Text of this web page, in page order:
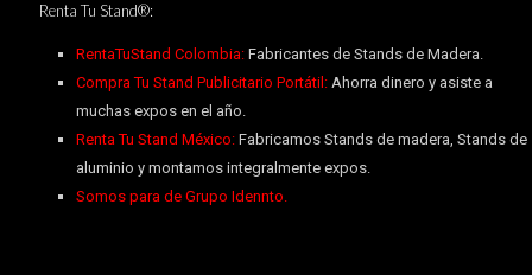
Renta Tu Stand®:
RentaTuStand Colombia: Fabricantes de Stands de Madera.
Compra Tu Stand Publicitario Portátil:Ahorra dinero y asiste a
muchas expos en el año.
Renta Tu Stand México:Fabricamos Stands de madera, Stands de
aluminio y montamos integralmente expos.
Somos para de Grupo Idennto.